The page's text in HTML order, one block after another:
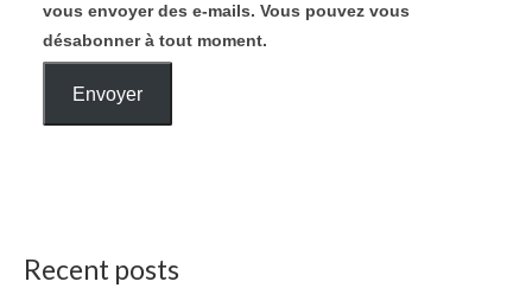
vous envoyer des e-mails. Vous pouvez vous
désabonner à tout moment.
Envoyer
Recent posts